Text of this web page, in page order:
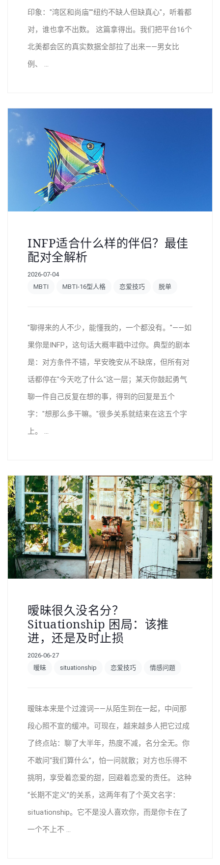
印象："湾区和尚庙""纽约不缺人但缺真心"，听着都
对，谁也拿不出数。 这篇拿得出。我们把平台16个
北美都会区的真实数据全部拉了出来——男女比
例、 ...
INFP适合什么样的伴侣？最佳
配对全解析
2026-07-04
MBTI
MBTI-16型人格 恋爱技巧 脱单
"聊得来的人不少，能懂我的，一个都没有。"——如
果你是INFP，这句话大概率戳中过你。典型的剧本
是：对方条件不错，早安晚安从不缺席，但所有对
话都停在"今天吃了什么"这一层；某天你鼓起勇气
聊一件自己反复在想的事，得到的回复是五个
字："想那么多干嘛。"很多关系就结束在这五个字
上。 ...
暧昧很久没名分？
Situationship 困局：该推
进，还是及时止损
2026-06-27
暧昧
situationship 恋爱技巧 情感问题
暧昧本来是个过渡词——从陌生到在一起，中间那
段心照不宣的缓冲。可现在，越来越多人把它过成
了终点站：聊了大半年，热度不减，名分全无。你
不敢问“我们算什么”，怕一问就散；对方也乐得不
挑明，享受着恋爱的甜，回避着恋爱的责任。 这种
“长期不定义”的关系，这两年有了个英文名字：
situationship。它不是没人喜欢你，而是你卡在了
一个不上不 ...